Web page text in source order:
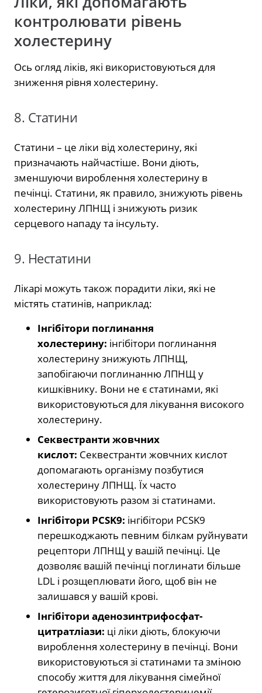
контролювати рівень
холестерину
Ось огляд ліків, які використовуються для
зниження рівня холестерину.
8. Статини
Статини – це ліки від холестерину, які
призначають найчастіше. Вони діють,
зменшуючи вироблення холестерину в
печінці. Статини, як правило, знижують рівень
холестерину ЛПНЩ і знижують ризик
серцевого нападу та інсульту.
9. Нестатини
Лікарі можуть також порадити ліки, які не
містять статинів, наприклад:
Інгібітори поглинання
холестерину: інгібітори поглинання
холестерину знижують ЛПНЩ,
запобігаючи поглинанню ЛПНЩ у
кишківнику. Вони не є статинами, які
використовуються для лікування високого
холестерину.
Секвестранти жовчних
кислот: Секвестранти жовчних кислот
допомагають організму позбутися
холестерину ЛПНЩ. Їх часто
використовують разом зі статинами.
Інгібітори PCSK9: інгібітори PCSK9
перешкоджають певним білкам руйнувати
рецептори ЛПНЩ у вашій печінці. Це
дозволяє вашій печінці поглинати більше
LDL і розщеплювати його, щоб він не
залишався у вашій крові.
Інгібітори аденозинтрифосфат-
цитратліази: ці ліки діють, блокуючи
вироблення холестерину в печінці. Вони
використовуються зі статинами та зміною
способу життя для лікування сімейної